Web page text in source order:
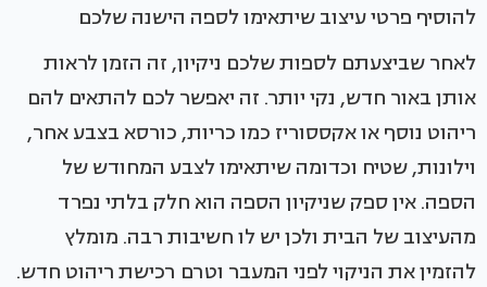
להוסיף פרטי עיצוב שיתאימו לספה הישנה שלכם
לאחר שביצעתם לספות שלכם ניקיון, זה הזמן לראות
אותן באור חדש, נקי יותר. זה יאפשר לכם להתאים להם
ריהוט נוסף או אקססוריז כמו כריות, כורסא בצבע אחר,
וילונות, שטיח וכדומה שיתאימו לצבע המחודש של
הספה. אין ספק שניקיון הספה הוא חלק בלתי נפרד
מהעיצוב של הבית ולכן יש לו חשיבות רבה. מומלץ
להזמין את הניקוי לפני המעבר וטרם רכישת ריהוט חדש.